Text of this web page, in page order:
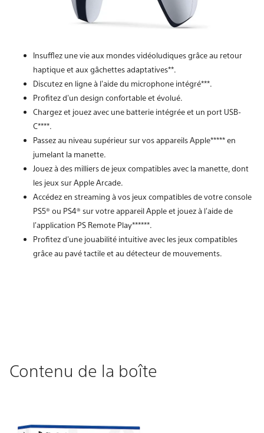
Insufflez une vie aux mondes vidéoludiques grâce au retour
haptique et aux gâchettes adaptatives**.
Discutez en ligne à l'aide du microphone intégré***.
Profitez d'un design confortable et évolué.
Chargez et jouez avec une batterie intégrée et un port USB-
C****.
Passez au niveau supérieur sur vos appareils Apple***** en
jumelant la manette.
Jouez à des milliers de jeux compatibles avec la manette, dont
les jeux sur Apple Arcade.
Accédez en streaming à vos jeux compatibles de votre console
PS5® ou PS4® sur votre appareil Apple et jouez à l'aide de
l'application PS Remote Play******.
Profitez d'une jouabilité intuitive avec les jeux compatibles
grâce au pavé tactile et au détecteur de mouvements.
Contenu de la boîte